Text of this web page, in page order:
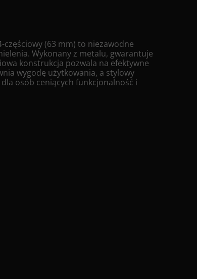
(63 mm) to niezawodne
Wykonany z metalu, gwarantuje
konstrukcja pozwala na efektywne
wygodę użytkowania, a stylowy
osób ceniących funkcjonalność i